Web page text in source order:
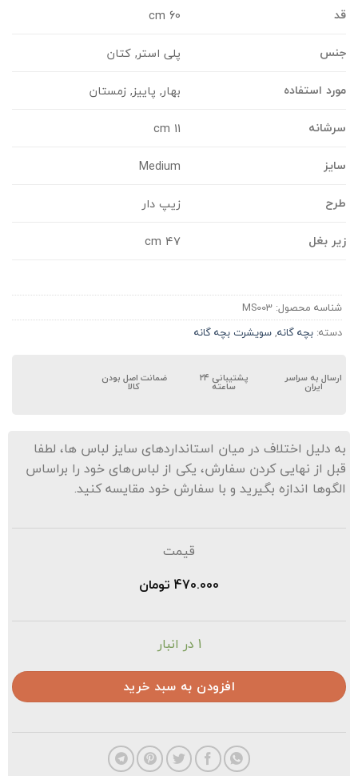
جنس
پلی استر, کتان
مورد استفاده
بهار, پاییز, زمستان
سرشانه
سایز
Medium
طرح
زیپ دار
زیر بغل
47 cm
شناسه محصول:MS003
دسته:بچه گانه,سویشرت بچه گانه
ارسال به سراسر
ایران
پشتیبانی ۲۴
ساعته
ضمانت اصل بودن
به دلیل اختلاف در میان استانداردهای سایز لباس ها، لطفا
قبل از نهایی کردن سفارش، یکی از لباس‌های خود را براساس
الگوها اندازه بگیرید و با سفارش خود مقایسه کنید.
قیمت
470.000 تومان
افزودن به سبد خرید